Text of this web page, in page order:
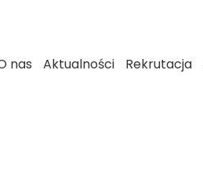
nas Aktualności Rekrutacja